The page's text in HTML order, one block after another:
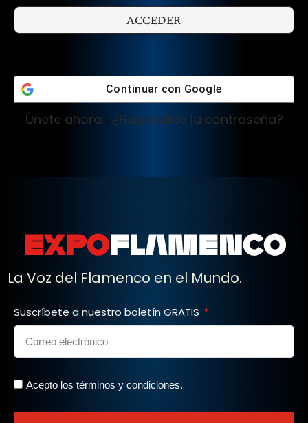
Continuar con Google
Únete ahora | ¿Ha perdido la contraseña?
La Voz del Flamenco en el Mundo.
Suscríbete a nuestro boletín GRATIS
Acepto los términos y condiciones.